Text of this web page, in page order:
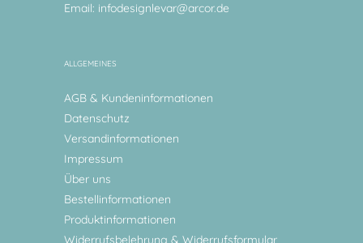
Email: infodesignlevar@arcor.de
ALLGEMEINES
AGB & Kundeninformationen
Datenschutz
Versandinformationen
Impressum
Über uns
Bestellinformationen
Produktinformationen
Widerrufsbelehrung & Widerrufsformular